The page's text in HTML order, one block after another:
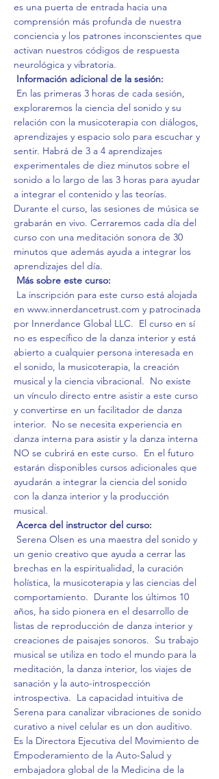
es una puerta de entrada hacia una
comprensión más profunda de nuestra
conciencia y los patrones inconscientes que
activan nuestros códigos de respuesta
neurológica y vibratoria.
Información adicional de la sesión:
exploraremos la ciencia del sonido y su
relación con la musicoterapia con diálogos,
aprendizajes y espacio solo para escuchar y
sentir. Habrá de 3 a 4 aprendizajes
experimentales de diez minutos sobre el
sonido a lo largo de las 3 horas para ayudar
a integrar el contenido y las teorías.
Durante el curso, las sesiones de música se
grabarán en vivo. Cerraremos cada día del
curso con una meditación sonora de 30
minutos que además ayuda a integrar los
aprendizajes del día.
Más sobre este curso:
en www.innerdancetrust.com y patrocinada
por Innerdance Global LLC.  El curso en sí
no es específico de la danza interior y está
abierto a cualquier persona interesada en
el sonido, la musicoterapia, la creación
musical y la ciencia vibracional.  No existe
un vínculo directo entre asistir a este curso
y convertirse en un facilitador de danza
interior.  No se necesita experiencia en
danza interna para asistir y la danza interna
NO se cubrirá en este curso.  En el futuro
estarán disponibles cursos adicionales que
ayudarán a integrar la ciencia del sonido
con la danza interior y la producción
musical.
Acerca del instructor del curso:
un genio creativo que ayuda a cerrar las
brechas en la espiritualidad, la curación
holística, la musicoterapia y las ciencias del
comportamiento.  Durante los últimos 10
años, ha sido pionera en el desarrollo de
listas de reproducción de danza interior y
creaciones de paisajes sonoros.  Su trabajo
musical se utiliza en todo el mundo para la
meditación, la danza interior, los viajes de
sanación y la auto-introspección
introspectiva.  La capacidad intuitiva de
Serena para canalizar vibraciones de sonido
curativo a nivel celular es un don auditivo.
Es la Directora Ejecutiva del Movimiento de
Empoderamiento de la Auto-Salud y
embajadora global de la Medicina de la